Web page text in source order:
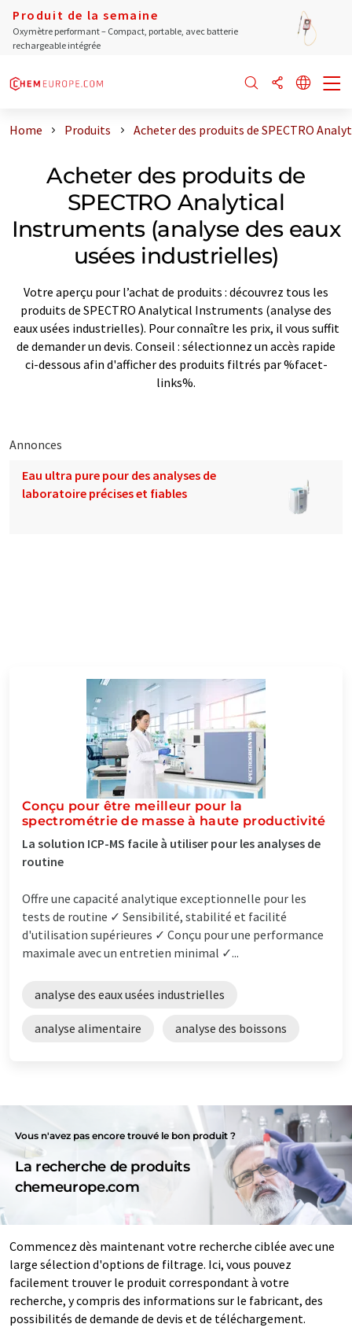
Produit de la semaine
Oxymètre performant – Compact, portable, avec batterie
rechargeable intégrée
Home Produits Acheter des produits de SPECTRO
Acheter des produits de
SPECTRO Analytical
Instruments (analyse des eaux
usées industrielles)
Votre aperçu pour l’achat de produits : découvrez tous les
produits de SPECTRO Analytical Instruments (analyse des
eaux usées industrielles). Pour connaître les prix, il vous suffit
de demander un devis. Conseil : sélectionnez un accès rapide
ci-dessous afin d'afficher des produits filtrés par %facet-
links%.
Annonces
Eau ultra pure pour des analyses de
laboratoire précises et fiables
Conçu pour être meilleur pour la
spectrométrie de masse à haute productivité
La solution ICP-MS facile à utiliser pour les analyses de
routine
Offre une capacité analytique exceptionnelle pour les
tests de routine ✓ Sensibilité, stabilité et facilité
d'utilisation supérieures ✓ Conçu pour une performance
maximale avec un entretien minimal ✓...
analyse des eaux usées industrielles
analyse alimentaire analyse des boissons
Vous n'avez pas encore trouvé le bon produit ?
La recherche de produits
chemeurope.com
Commencez dès maintenant votre recherche ciblée avec une
large sélection d'options de filtrage. Ici, vous pouvez
facilement trouver le produit correspondant à votre
recherche, y compris des informations sur le fabricant, des
possibilités de demande de devis et de téléchargement.